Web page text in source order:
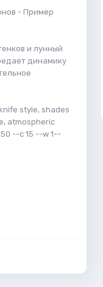
- Пример
и лунный
динамику
style, shades
atmospheric
--c 15 --w 1--